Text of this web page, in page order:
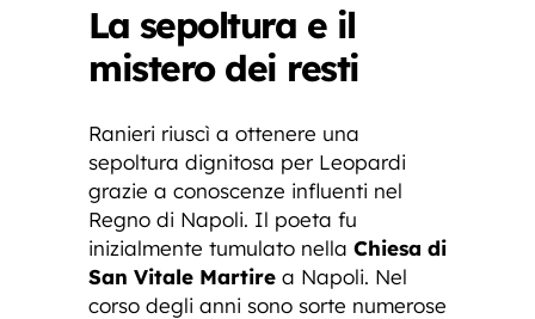
La sepoltura e il
mistero dei resti
Ranieri riuscì a ottenere una
sepoltura dignitosa per Leopardi
grazie a conoscenze influenti nel
Regno di Napoli. Il poeta fu
inizialmente tumulato nella Chiesa di
San Vitale Martire a Napoli. Nel
corso degli anni sono sorte numerose